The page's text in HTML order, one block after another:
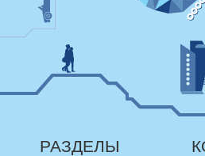
РАЗДЕЛЫ